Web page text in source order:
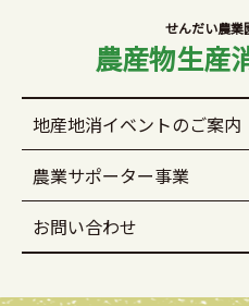
せんだい農業
農産物生産
地産地消イベントのご案内
農業サポーター事業
お問い合わせ